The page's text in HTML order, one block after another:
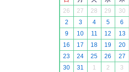
26
27 28 29 30
2
3 4 5 6
9
10 11 12 13
16
17 18 19 20
23
24 25 26 27
30
31 1 2 3